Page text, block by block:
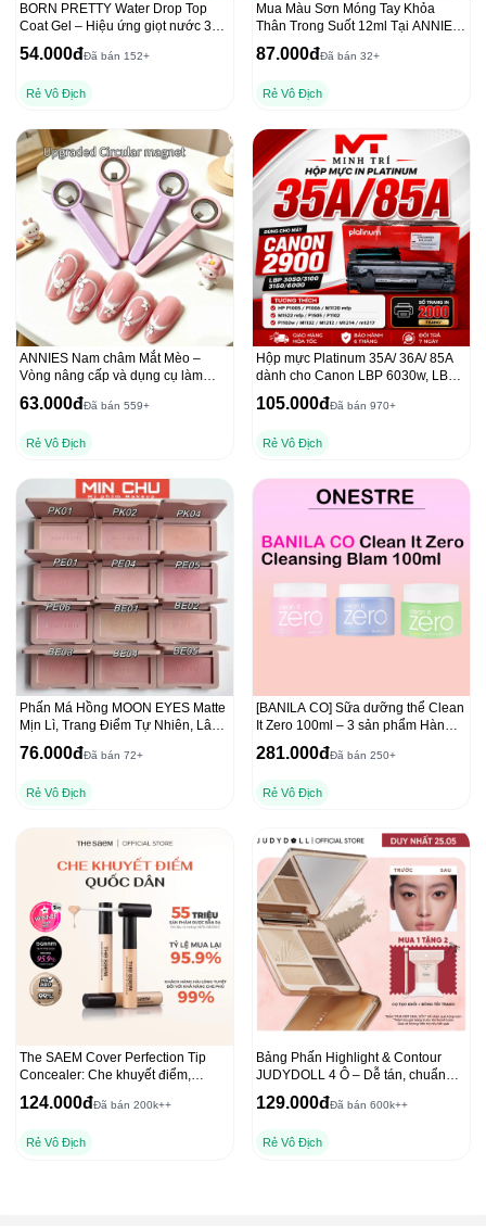
BORN PRETTY Water Drop Top
Coat Gel – Hiệu ứng giọt nước 3D
trong suốt
54.000đĐã bán 152+
Rẻ Vô Địch
Mua Màu Sơn Móng Tay Khỏa
Thân Trong Suốt 12ml Tại ANNIES
với Dụng Cụ Che Freeline
87.000đĐã bán 32+
Rẻ Vô Địch
ANNIES Nam châm Mắt Mèo –
Vòng nâng cấp và dụng cụ làm
móng tay chất lượng
63.000đĐã bán 559+
Rẻ Vô Địch
Hộp mực Platinum 35A/ 36A/ 85A
dành cho Canon LBP 6030w, LBP
6000 và HP P1102, 1212NF
105.000đĐã bán 970+
Rẻ Vô Địch
Phấn Má Hồng MOON EYES Matte
Mịn Lì, Trang Điểm Tự Nhiên, Lâu
Trôi 6,5g
76.000đĐã bán 72+
Rẻ Vô Địch
[BANILA CO] Sữa dưỡng thể Clean
It Zero 100ml – 3 sản phẩm Hàn
Quốc hàng đầu
281.000đĐã bán 250+
Rẻ Vô Địch
The SAEM Cover Perfection Tip
Concealer: Che khuyết điểm,
chống nắng hiệu quả
124.000đĐã bán 200k++
Rẻ Vô Địch
Bảng Phấn Highlight & Contour
JUDYDOLL 4 Ô – Dễ tán, chuẩn
màu 3D, lâu trôi 9g
129.000đĐã bán 600k++
Rẻ Vô Địch